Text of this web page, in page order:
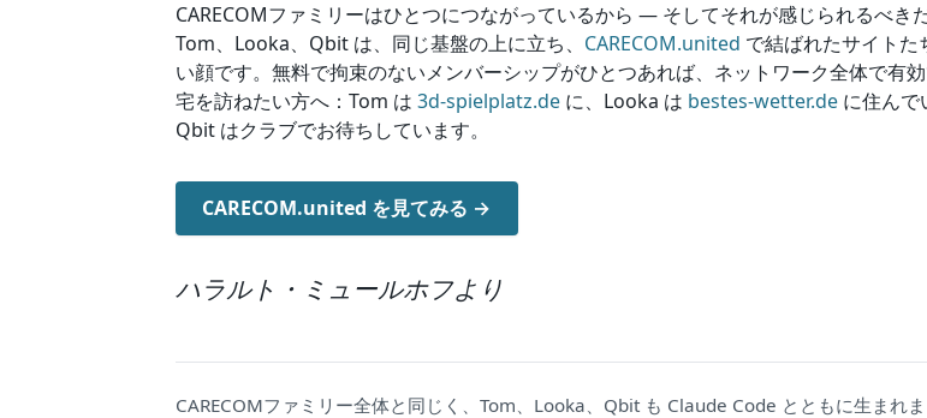
CARECOMファミリーはひとつにつながっているから — そしてそれが感じられるべきだ
Tom、Looka、Qbit は、同じ基盤の上に立ち、 CARECOM.united で結ばれたサイトた
い顔です。無料で拘束のないメンバーシップがひとつあれば、ネットワーク全体で有
宅を訪ねたい方へ：Tom は 3d-spielplatz.de に、Looka は bestes-wetter.de に住ん
Qbit はクラブでお待ちしています。
CARECOM.united を見てみる →
ハラルト・ミュールホフより
CARECOMファミリー全体と同じく、Tom、Looka、Qbit も Claude Code とともに生まれ